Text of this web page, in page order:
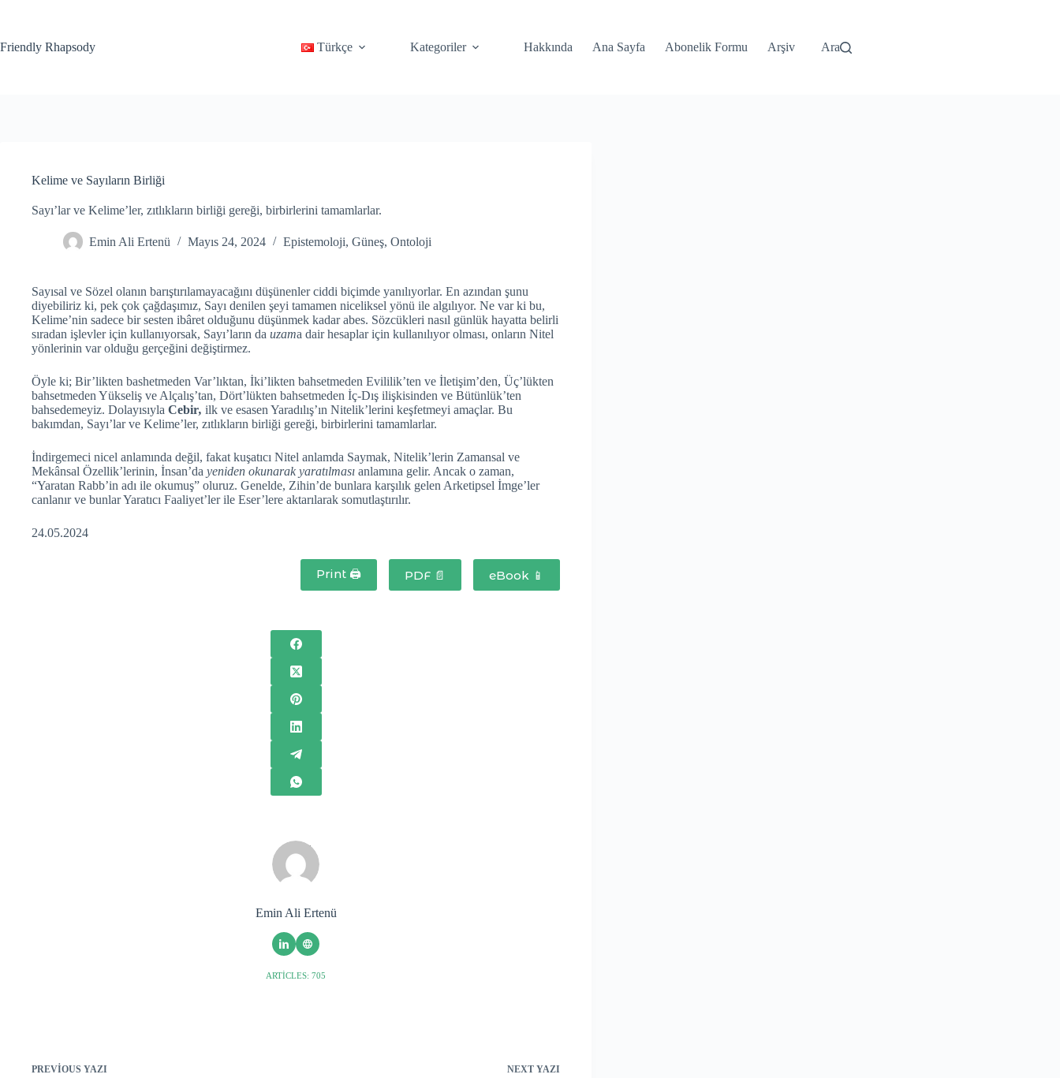
Friendly Rhapsody Türkçe Kategoriler Hakkında Ana Sayfa Abonelik Formu Arşiv Ara
Kelime ve Sayıların Birliği
Sayı’lar ve Kelime’ler, zıtlıkların birliği gereği, birbirlerini tamamlarlar.
Emin Ali Ertenü Mayıs 24, 2024 Epistemoloji, Güneş, Ontoloji
Sayısal ve Sözel olanın barıştırılamayacağını düşünenler ciddi biçimde yanılıyorlar. En azından şunu
diyebiliriz ki, pek çok çağdaşımız, Sayı denilen şeyi tamamen niceliksel yönü ile algılıyor. Ne var ki bu,
Kelime’nin sadece bir sesten ibâret olduğunu düşünmek kadar abes. Sözcükleri nasıl günlük hayatta belirli
sıradan işlevler için kullanıyorsak, Sayı’ların da uzama dair hesaplar için kullanılıyor olması, onların Nitel
yönlerinin var olduğu gerçeğini değiştirmez.
Öyle ki; Bir’likten bashetmeden Var’lıktan, İki’likten bahsetmeden Evililik’ten ve İletişim’den, Üç’lükten
bahsetmeden Yükseliş ve Alçalış’tan, Dört’lükten bahsetmeden İç-Dış ilişkisinden ve Bütünlük’ten
bahsedemeyiz. Dolayısıyla Cebir, ilk ve esasen Yaradılış’ın Nitelik’lerini keşfetmeyi amaçlar. Bu
bakımdan, Sayı’lar ve Kelime’ler, zıtlıkların birliği gereği, birbirlerini tamamlarlar.
İndirgemeci nicel anlamında değil, fakat kuşatıcı Nitel anlamda Saymak, Nitelik’lerin Zamansal ve
Mekânsal Özellik’lerinin, İnsan’da yeniden okunarak yaratılması anlamına gelir. Ancak o zaman,
“Yaratan Rabb’in adı ile okumuş” oluruz. Genelde, Zihin’de bunlara karşılık gelen Arketipsel İmge’ler
canlanır ve bunlar Yaratıcı Faaliyet’ler ile Eser’lere aktarılarak somutlaştırılır.
24.05.2024
Print 🖨 PDF 📄 eBook 📱
Emin Ali Ertenü
ARTICLES: 705
PREVIOUS YAZI NEXT YAZI